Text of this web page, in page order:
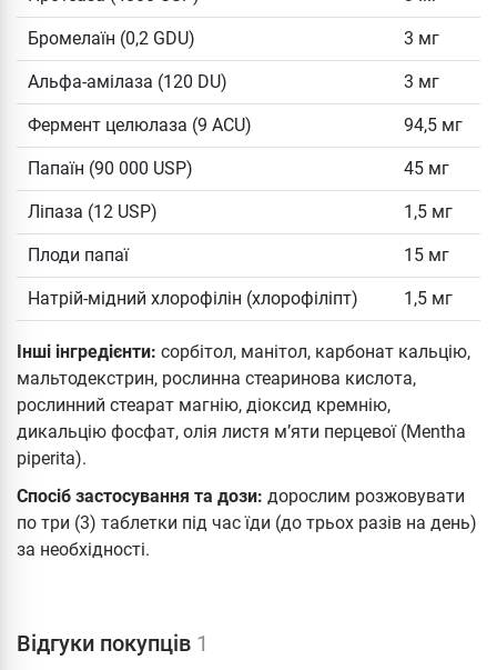
Бромелаїн (0,2 GDU) 3 мг
Альфа-амілаза (120 DU) 3 мг
Фермент целюлаза (9 ACU) 94,5 мг
Папаїн (90 000 USP) 45 мг
Ліпаза (12 USP) 1,5 мг
Плоди папаї 15 мг
Натрій-мідний хлорофілін (хлорофіліпт) 1,5 мг
Інші інгредієнти: сорбітол, манітол, карбонат кальцію,
мальтодекстрин, рослинна стеаринова кислота,
рослинний стеарат магнію, діоксид кремнію,
дикальцію фосфат, олія листя м’яти перцевої (Mentha
piperita).
Спосіб застосування та дози: дорослим розжовувати
по три (3) таблетки під час їди (до трьох разів на день)
за необхідності.
Відгуки покупців 1